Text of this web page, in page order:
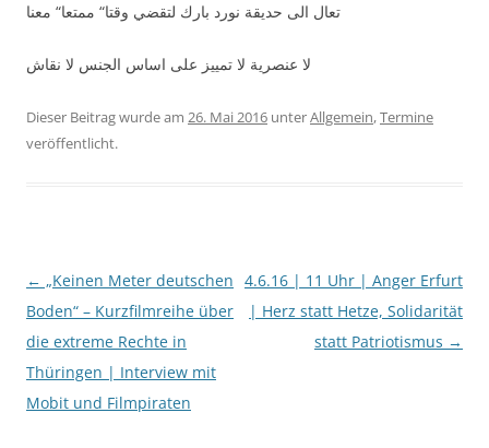
تعال الى حديقة نورد بارك لتقضي وقتا“ ممتعا“ معنا
لا عنصرية لا تمييز على اساس الجنس لا نقاش
Dieser Beitrag wurde am 26. Mai 2016 unterAllgemein,Termine
veröffentlicht.
Beitragsnavigation
← „Keinen Meter deutschen
Boden“ – Kurzfilmreihe über
die extreme Rechte in
Thüringen | Interview mit
Mobit und Filmpiraten
4.6.16 | 11 Uhr | Anger Erfurt
| Herz statt Hetze, Solidarität
statt Patriotismus →